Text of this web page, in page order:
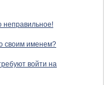
неправильное!
своим именем?
войти на